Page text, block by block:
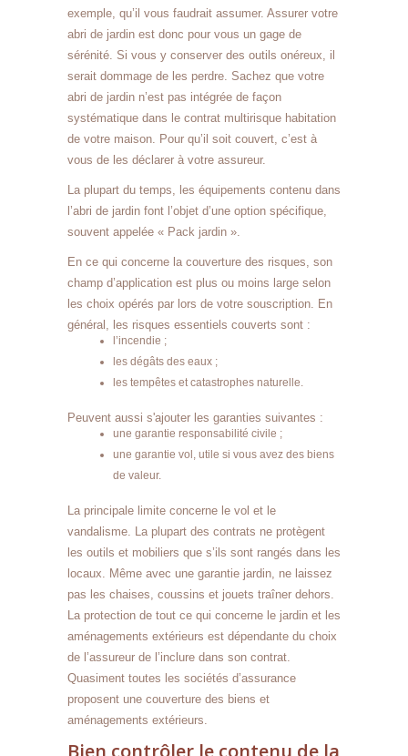
exemple, qu’il vous faudrait assumer. Assurer votre
abri de jardin est donc pour vous un gage de
sérénité. Si vous y conserver des outils onéreux, il
serait dommage de les perdre. Sachez que votre
abri de jardin n’est pas intégrée de façon
systématique dans le contrat multirisque habitation
de votre maison. Pour qu’il soit couvert, c’est à
vous de les déclarer à votre assureur.
La plupart du temps, les équipements contenu dans
l’abri de jardin font l’objet d’une option spécifique,
souvent appelée « Pack jardin ».
En ce qui concerne la couverture des risques, son
champ d’application est plus ou moins large selon
les choix opérés par lors de votre souscription. En
général, les risques essentiels couverts sont :
l’incendie ;
les dégâts des eaux ;
les tempêtes et catastrophes naturelle.
Peuvent aussi s'ajouter les garanties suivantes :
une garantie responsabilité civile ;
une garantie vol, utile si vous avez des biens
de valeur.
La principale limite concerne le vol et le
vandalisme. La plupart des contrats ne protègent
les outils et mobiliers que s’ils sont rangés dans les
locaux. Même avec une garantie jardin, ne laissez
pas les chaises, coussins et jouets traîner dehors.
La protection de tout ce qui concerne le jardin et les
aménagements extérieurs est dépendante du choix
de l’assureur de l’inclure dans son contrat.
Quasiment toutes les sociétés d’assurance
proposent une couverture des biens et
aménagements extérieurs.
Bien contrôler le contenu de la